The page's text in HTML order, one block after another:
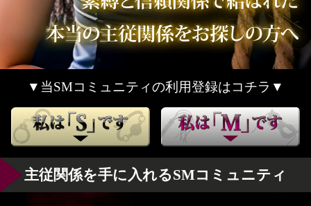
▼当SMコミュニティの利用登録はコチラ▼
主従関係を手に入れるSMコミュニティ